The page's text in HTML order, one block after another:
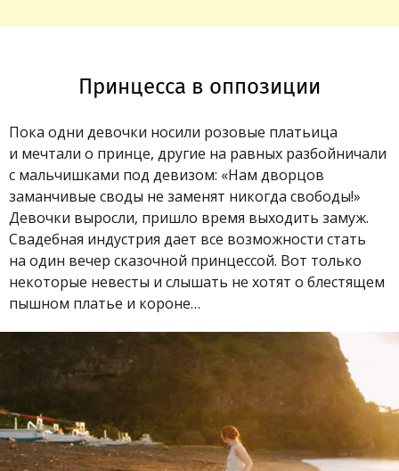
Принцесса в оппозиции
Пока одни девочки носили розовые платьица
и мечтали о принце, другие на равных разбойничали
с мальчишками под девизом: «Нам дворцов
заманчивые своды не заменят никогда свободы!»
Девочки выросли, пришло время выходить замуж.
Свадебная индустрия дает все возможности стать
на один вечер сказочной принцессой. Вот только
некоторые невесты и слышать не хотят о блестящем
пышном платье и короне…